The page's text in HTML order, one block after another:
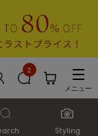
2
メニュー
Styling